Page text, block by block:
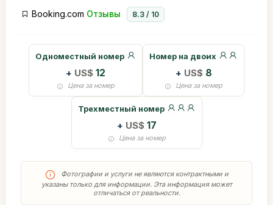
Booking.com Отзывы 8.3 / 10
Одноместный номер
+ US$ 12
Цена за номер
Номер на двоих
+ US$ 8
Цена за номер
Трехместный номер
+ US$ 17
Цена за номер
Фотографии и услуги не являются контрактными и
указаны только для информации. Эта информация может
отличаться от реальности.